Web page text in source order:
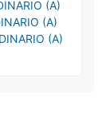
(A)
(A)
(A)